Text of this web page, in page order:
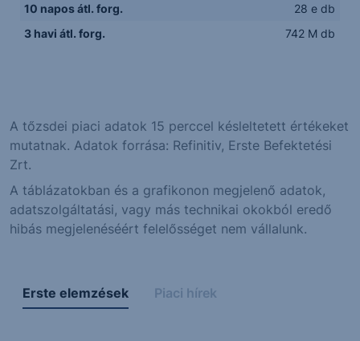
10 napos átl. forg.
28 e db
3 havi átl. forg.
742 M db
A tőzsdei piaci adatok 15 perccel késleltetett értékeket
mutatnak. Adatok forrása: Refinitiv, Erste Befektetési
Zrt.
A táblázatokban és a grafikonon megjelenő adatok,
adatszolgáltatási, vagy más technikai okokból eredő
hibás megjelenéséért felelősséget nem vállalunk.
Erste elemzések Piaci hírek